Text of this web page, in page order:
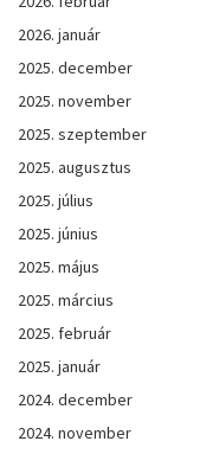
2026. január
2025. december
2025. november
2025. szeptember
2025. augusztus
2025. július
2025. június
2025. május
2025. március
2025. február
2025. január
2024. december
2024. november